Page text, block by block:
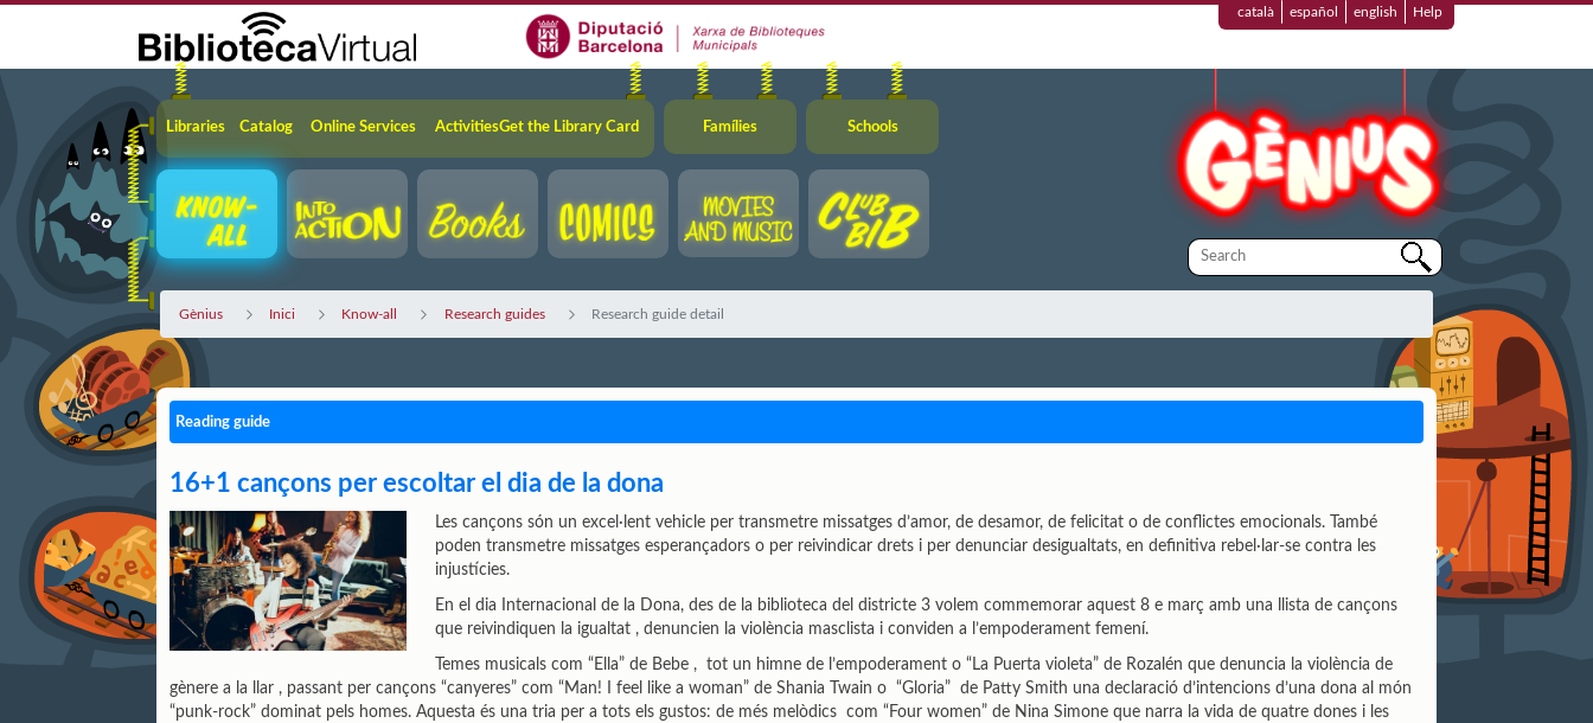
català español english Help
Navigation
Libraries Catalog Online Services ActivitiesGet the Library Card Famílies Schools
Gènius Inici Know-all Research guides Research guide detail
Reading guide
16+1 cançons per escoltar el dia de la dona
Les cançons són un excel·lent vehicle per transmetre missatges d’amor, de desamor, de felicitat o de conflictes emocionals. També
poden transmetre missatges esperançadors o per reivindicar drets i per denunciar desigualtats, en definitiva rebel·lar-se contra les
injustícies.
En el dia Internacional de la Dona, des de la biblioteca del districte 3 volem commemorar aquest 8 e març amb una llista de cançons
que reivindiquen la igualtat , denuncien la violència masclista i conviden a l’empoderament femení.
Temes musicals com “Ella” de Bebe , tot un himne de l’empoderament o “La Puerta violeta” de Rozalén que denuncia la violència de
gènere a la llar , passant per cançons “canyeres” com “Man! I feel like a woman” de Shania Twain o “Gloria” de Patty Smith una declaració d’intencions d’una dona al món
“punk-rock” dominat pels homes. Aquesta és una tria per a tots els gustos: de més melòdics com “Four women” de Nina Simone que narra la vida de quatre dones i les